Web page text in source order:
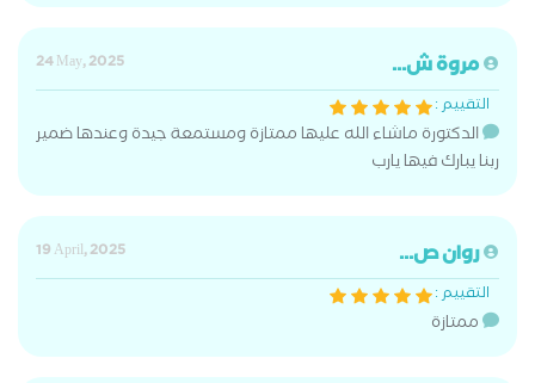
مروة ش...
24 May, 2025
التقييم :
الدكتورة ماشاء الله عليها ممتازة ومستمعة جيدة وعندها ضمير
ربنا يبارك فيها يارب
روان ص...
19 April, 2025
التقييم :
ممتازة